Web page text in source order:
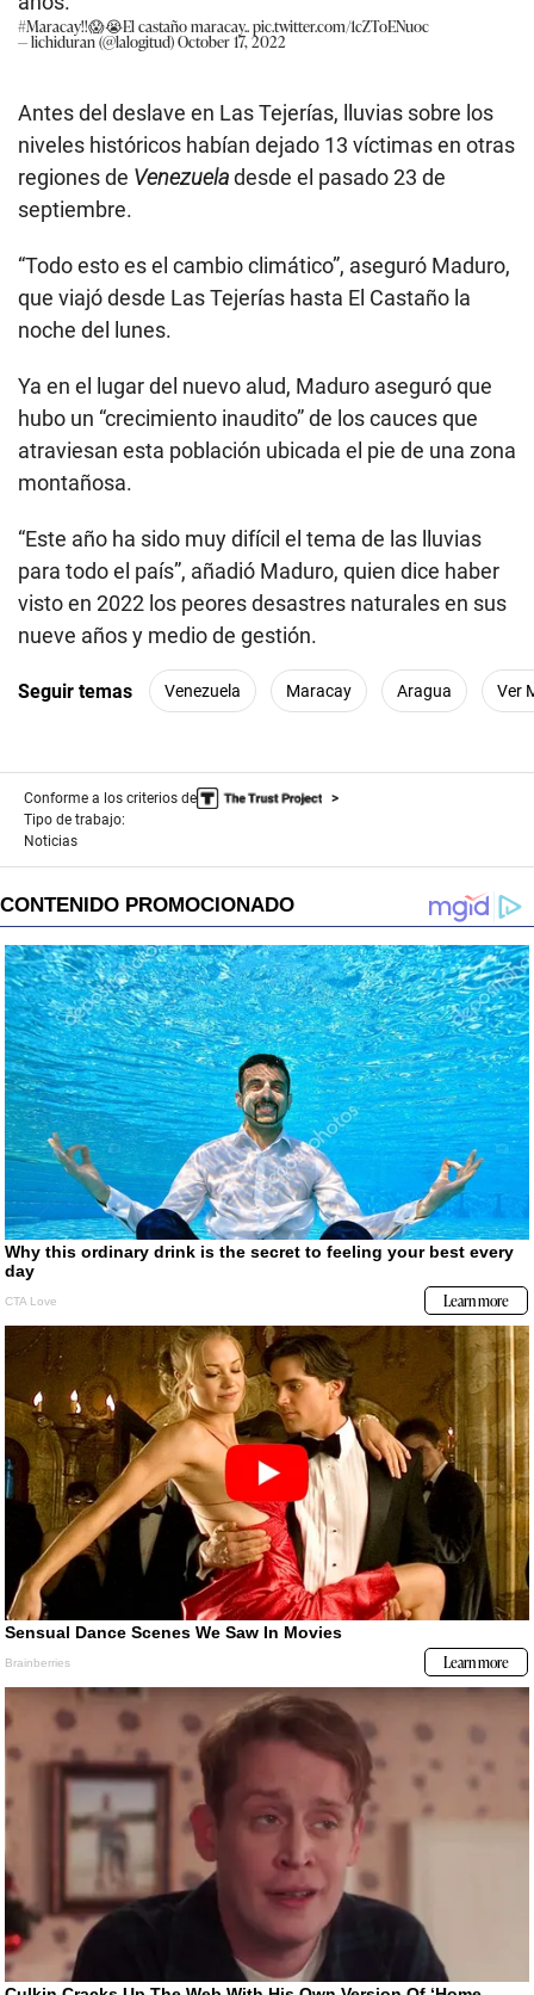
#Maracay!!😱😭El castaño maracay..pic.twitter.com/1cZToENuoc
— lichiduran (@lalogitud)October 17, 2022
Antes del deslave en Las Tejerías, lluvias sobre los
niveles históricos habían dejado 13 víctimas en otras
regiones de Venezueladesde el pasado 23 de
septiembre.
“Todo esto es el cambio climático”, aseguró Maduro,
que viajó desde Las Tejerías hasta El Castaño la
noche del lunes.
Ya en el lugar del nuevo alud, Maduro aseguró que
hubo un “crecimiento inaudito” de los cauces que
atraviesan esta población ubicada el pie de una zona
montañosa.
“Este año ha sido muy difícil el tema de las lluvias
para todo el país”, añadió Maduro, quien dice haber
visto en 2022 los peores desastres naturales en sus
nueve años y medio de gestión.
Seguir temas Venezuela Maracay Aragua Ver
Conforme a los criterios de
Tipo de trabajo:
Noticias